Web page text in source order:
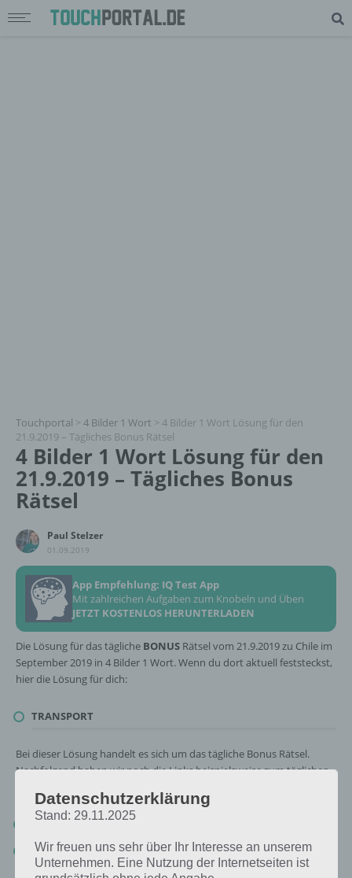
Touchportal > 4 Bilder 1 Wort > 4 Bilder 1 Wort Lösung für den
21.9.2019 – Tägliches Bonus Rätsel
4 Bilder 1 Wort Lösung für den
21.9.2019 – Tägliches Bonus
Rätsel
Paul Stelzer
01.09.2019
App Empfehlung: IQ Test App
Mit zahlreichen Aufgaben zum Knobeln und Üben
JETZT KOSTENLOS HERUNTERLADEN
Die Lösung für das tägliche BONUS Rätsel vom 21.9.2019 zu Chile im
September 2019 in 4 Bilder 1 Wort. Wenn du dort aktuell feststeckst,
hier die Lösung für dich:
TRANSPORT
Bei dieser Lösung handelt es sich um das tägliche Bonus Rätsel.
Nachfolgend haben wir noch die Links beispielsweise zum täglichen
Tägliches Rätsel:Zur Lösung vom 21.9.2019
Rätsel aus dem Jahr 2018:Schau mal, was vor einem Jahr, am
21.9.2018, als Lösung gesucht war
Datenschutzerklärung
Stand: 29.11.2025
Wir freuen uns sehr über Ihr Interesse an unserem
Unternehmen. Eine Nutzung der Internetseiten ist